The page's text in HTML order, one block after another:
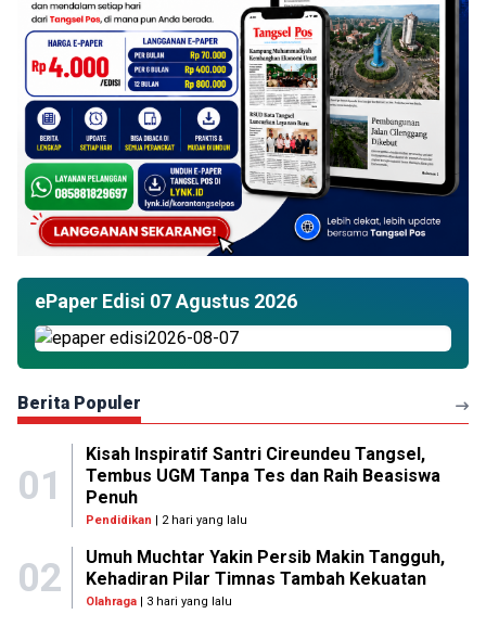
ePaper Edisi 07 Agustus 2026
Berita Populer
01
Kisah Inspiratif Santri Cireundeu Tangsel,
Tembus UGM Tanpa Tes dan Raih Beasiswa
Penuh
Pendidikan | 2 hari yang lalu
02
Umuh Muchtar Yakin Persib Makin Tangguh,
Kehadiran Pilar Timnas Tambah Kekuatan
Olahraga| 3 hari yang lalu